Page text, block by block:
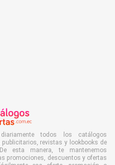
diariamente todos los catálogos
revistas y lookbooks de
esta manera, te mantenemos
promociones, descuentos y ofertas